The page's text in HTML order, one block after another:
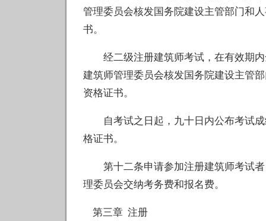
管理委员会核发国务院建设主管部门和
书。
经二级注册建筑师考试，在有效期内
建筑师管理委员会核发国务院建设主管
资格证书。
自考试之日起，九十日内公布考试成
格证书。
第十二条申请参加注册建筑师考试者
理委员会交纳考务费和报名费。
第三章 注册